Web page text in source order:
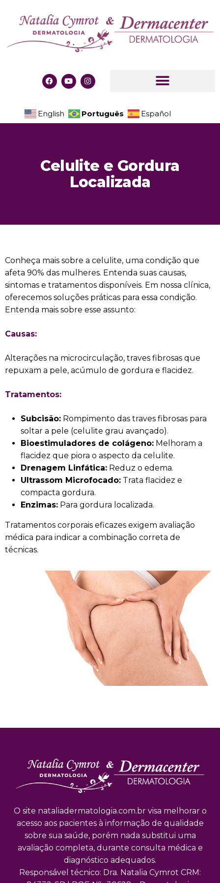
English Português Español
Celulite e Gordura
Localizada
Conheça mais sobre a celulite, uma condição que
afeta 90% das mulheres. Entenda suas causas,
sintomas e tratamentos disponíveis. Em nossa clínica,
oferecemos soluções práticas para essa condição.
Entenda mais sobre esse assunto:
Causas:
Alterações na microcirculação, traves fibrosas que
repuxam a pele, acúmulo de gordura e flacidez.
Tratamentos:
Subcisão: Rompimento das traves fibrosas para
soltar a pele (celulite grau avançado).
Bioestimuladores de colágeno: Melhoram a
flacidez que piora o aspecto da celulite.
Drenagem Linfática: Reduz o edema.
Ultrassom Microfocado: Trata flacidez e
compacta gordura.
Enzimas: Para gordura localizada.
Tratamentos corporais eficazes exigem avaliação
médica para indicar a combinação correta de
técnicas.
O site nataliadermatologia.com.br visa melhorar o
acesso aos pacientes à informação de qualidade
sobre sua saúde, porém nada substitui uma
avaliação completa, durante consulta médica e
diagnóstico adequados.
Responsável técnico: Dra. Natalia Cymrot CRM: